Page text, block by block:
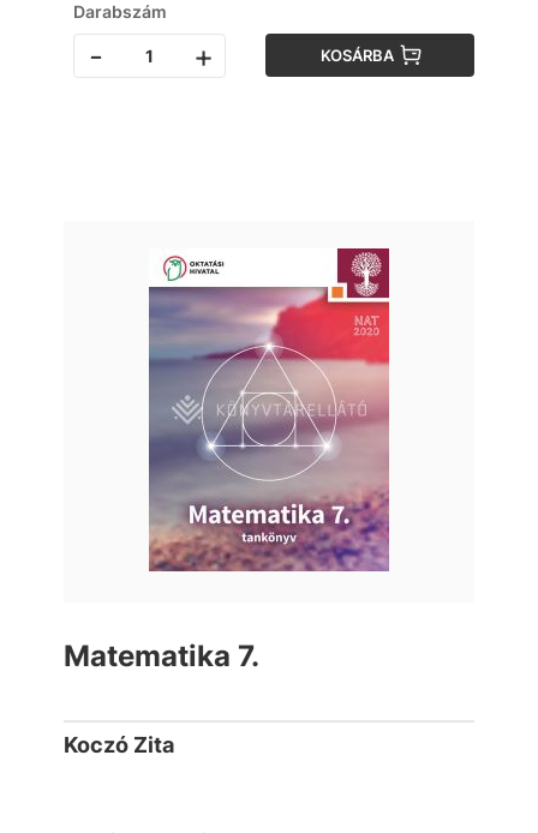
Darabszám
- + KOSÁRBA
Matematika 7.
Koczó Zita